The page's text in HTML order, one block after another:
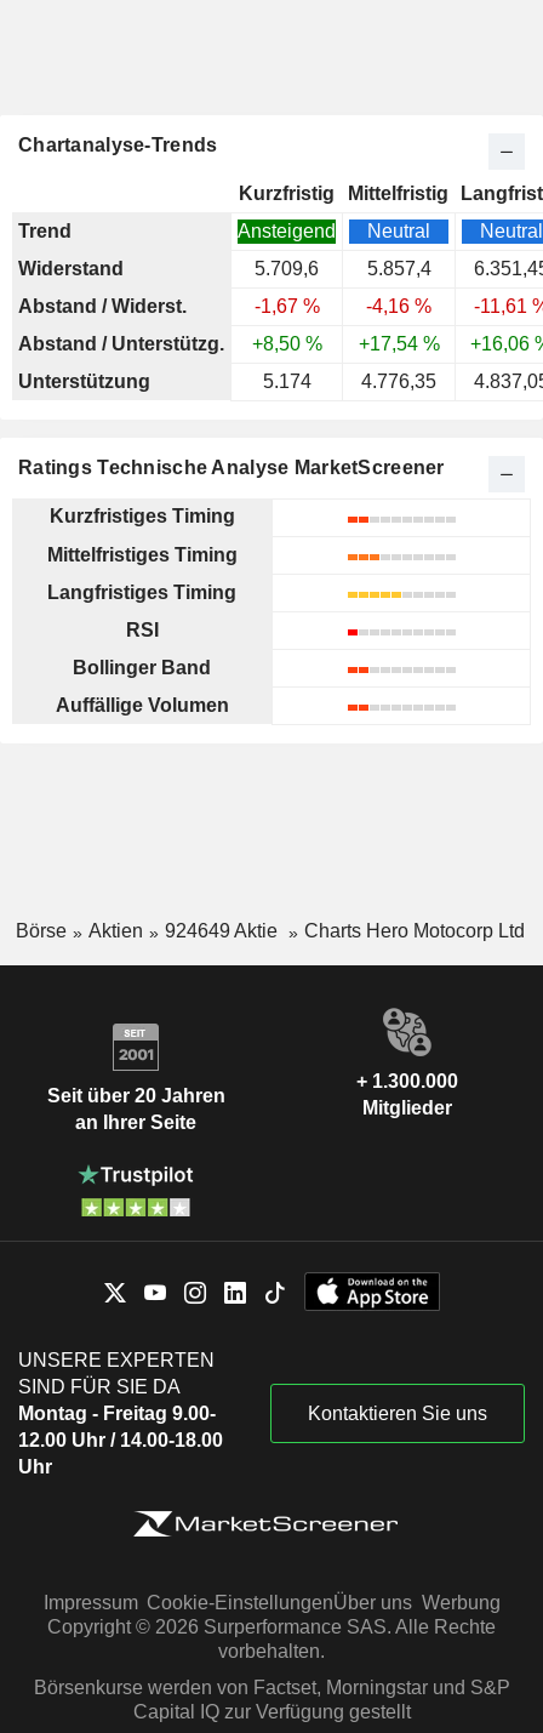
Chartanalyse-Trends
Kurzfristig Mittelfristig
Trend
Ansteigend Neutral
Neutral
Widerstand
5.709,6 5.857,4
Abstand / Widerst.
-1,67 % -4,16 %
-11,61
Abstand / Unterstützg.
+8,50 % +17,54 %
+16,06
Unterstützung
5.174 4.776,35
Ratings Technische Analyse MarketScreener
Kurzfristiges Timing
Mittelfristiges Timing
Langfristiges Timing
RSI
Bollinger Band
Auffällige Volumen
Börse Aktien 924649 Aktie Charts Hero Motocorp Ltd
Seit über 20 Jahren
an Ihrer Seite
+ 1.300.000
Mitglieder
UNSERE EXPERTEN
SIND FÜR SIE DA
Montag - Freitag 9.00-
12.00 Uhr / 14.00-18.00
Uhr
Kontaktieren Sie uns
Impressum Cookie-EinstellungenÜber uns Werbung
Copyright © 2026 Surperformance SAS. Alle Rechte
vorbehalten.
Börsenkurse werden von Factset, Morningstar und S&P
Capital IQ zur Verfügung gestellt